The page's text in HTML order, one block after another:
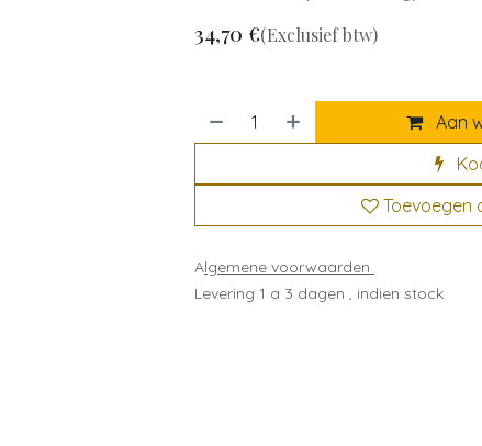
34,70 €(Exclusief btw)
Aan
Toevoegen
Algemene voorwaarden
Levering 1 a 3 dagen , indien stock